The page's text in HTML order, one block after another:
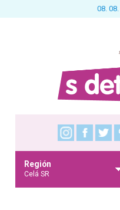
08.
Región
Celá SR